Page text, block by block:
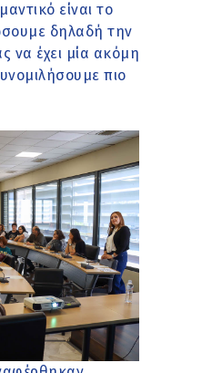
είναι το
δηλαδή την
να έχει μία ακόμη
πιο